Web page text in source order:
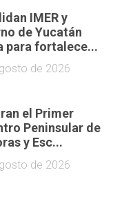
IMER y
de Yucatán
para fortalece...
de 2026
el Primer
Peninsular de
y Esc...
de 2026